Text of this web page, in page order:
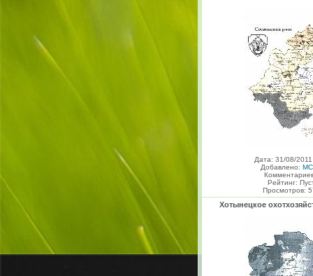
Дата: 31/08/
Добавлено:
Рейтинг:
Просмотров:
Хотынецкое